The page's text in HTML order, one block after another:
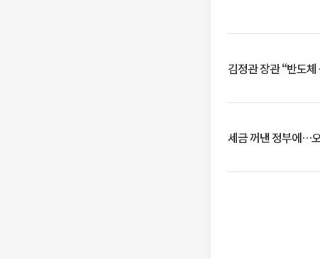
김정관 장관 “반도
세금 꺼낸 정부에…